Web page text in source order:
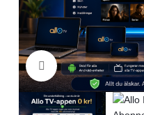
Click to enlarge